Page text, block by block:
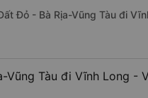
Đỏ - Bà Rịa-Vũng Tàu đi
Tàu đi Vĩnh Long -